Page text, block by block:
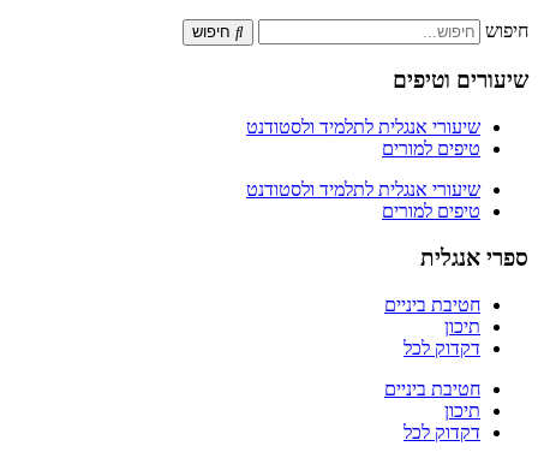
חיפוש חיפוש
שיעורים וטיפים
שיעורי אנגלית לתלמיד ולסטודנט
טיפים למורים
שיעורי אנגלית לתלמיד ולסטודנט
טיפים למורים
ספרי אנגלית
חטיבת ביניים
תיכון
דקדוק לכל
חטיבת ביניים
תיכון
דקדוק לכל